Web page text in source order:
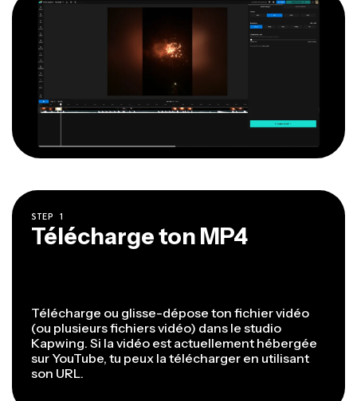
STEP 1
Télécharge ton MP4
Télécharge ou glisse-dépose ton fichier vidéo
(ou plusieurs fichiers vidéo) dans le studio
Kapwing. Si la vidéo est actuellement hébergée
sur YouTube, tu peux la télécharger en utilisant
son URL.